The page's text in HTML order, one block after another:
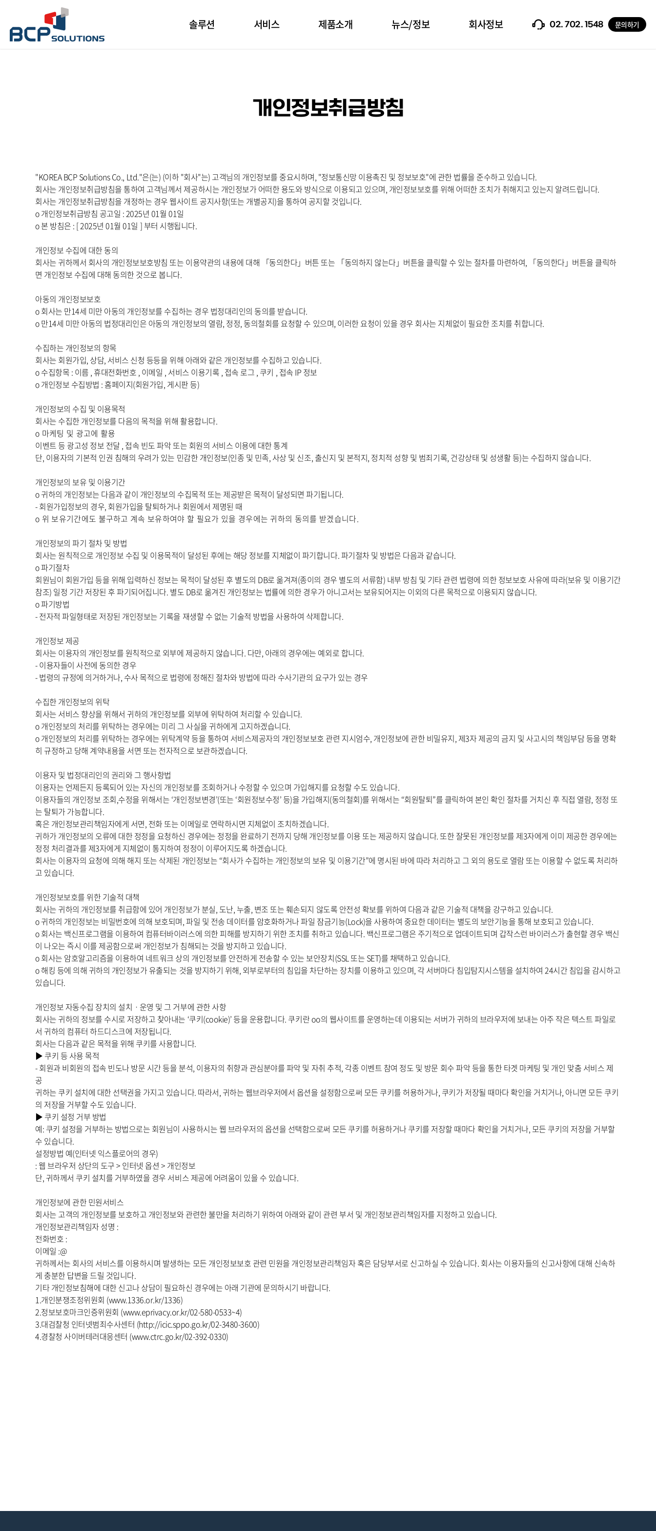
솔루션 서비스 제품소개 뉴스/정보 회사정보 02. 702. 1548 문의하기
개인정보취급방침
"KOREA BCP Solutions Co., Ltd."은(는) (이하 "회사"는) 고객님의 개인정보를 중요시하며, "정보통신망 이용촉진 및 정보보호"에 관한 법률을 준수하고 있습니다.
회사는 개인정보취급방침을 통하여 고객님께서 제공하시는 개인정보가 어떠한 용도와 방식으로 이용되고 있으며, 개인정보보호를 위해 어떠한 조치가 취해지고 있는지 알려드립니다.
회사는 개인정보취급방침을 개정하는 경우 웹사이트 공지사항(또는 개별공지)을 통하여 공지할 것입니다.
ο 개인정보취급방침 공고일 : 2025년 01월 01일
ο 본 방침은 : [ 2025년 01월 01일 ] 부터 시행됩니다.
개인정보 수집에 대한 동의
회사는 귀하께서 회사의 개인정보보호방침 또는 이용약관의 내용에 대해 「동의한다」버튼 또는 「동의하지 않는다」버튼을 클릭할 수 있는 절차를 마련하여, 「동의한다」버튼을 클릭하
면 개인정보 수집에 대해 동의한 것으로 봅니다.
아동의 개인정보보호
ο 회사는 만14세 미만 아동의 개인정보를 수집하는 경우 법정대리인의 동의를 받습니다.
ο 만14세 미만 아동의 법정대리인은 아동의 개인정보의 열람, 정정, 동의철회를 요청할 수 있으며, 이러한 요청이 있을 경우 회사는 지체없이 필요한 조치를 취합니다.
수집하는 개인정보의 항목
회사는 회원가입, 상담, 서비스 신청 등등을 위해 아래와 같은 개인정보를 수집하고 있습니다.
ο 수집항목 : 이름 , 휴대전화번호 , 이메일 , 서비스 이용기록 , 접속 로그 , 쿠키 , 접속 IP 정보
ο 개인정보 수집방법 : 홈페이지(회원가입, 게시판 등)
개인정보의 수집 및 이용목적
회사는 수집한 개인정보를 다음의 목적을 위해 활용합니다.
ο 마케팅 및 광고에 활용
이벤트 등 광고성 정보 전달 , 접속 빈도 파악 또는 회원의 서비스 이용에 대한 통계
단, 이용자의 기본적 인권 침해의 우려가 있는 민감한 개인정보(인종 및 민족, 사상 및 신조, 출신지 및 본적지, 정치적 성향 및 범죄기록, 건강상태 및 성생활 등)는 수집하지 않습니다.
개인정보의 보유 및 이용기간
ο 귀하의 개인정보는 다음과 같이 개인정보의 수집목적 또는 제공받은 목적이 달성되면 파기됩니다.
- 회원가입정보의 경우, 회원가입을 탈퇴하거나 회원에서 제명된 때
ο 위 보유기간에도 불구하고 계속 보유하여야 할 필요가 있을 경우에는 귀하의 동의를 받겠습니다.
개인정보의 파기 절차 및 방법
회사는 원칙적으로 개인정보 수집 및 이용목적이 달성된 후에는 해당 정보를 지체없이 파기합니다. 파기절차 및 방법은 다음과 같습니다.
ο 파기절차
회원님이 회원가입 등을 위해 입력하신 정보는 목적이 달성된 후 별도의 DB로 옮겨져(종이의 경우 별도의 서류함) 내부 방침 및 기타 관련 법령에 의한 정보보호 사유에 따라(보유 및 이용기간
참조) 일정 기간 저장된 후 파기되어집니다. 별도 DB로 옮겨진 개인정보는 법률에 의한 경우가 아니고서는 보유되어지는 이외의 다른 목적으로 이용되지 않습니다.
ο 파기방법
- 전자적 파일형태로 저장된 개인정보는 기록을 재생할 수 없는 기술적 방법을 사용하여 삭제합니다.
개인정보 제공
회사는 이용자의 개인정보를 원칙적으로 외부에 제공하지 않습니다. 다만, 아래의 경우에는 예외로 합니다.
- 이용자들이 사전에 동의한 경우
- 법령의 규정에 의거하거나, 수사 목적으로 법령에 정해진 절차와 방법에 따라 수사기관의 요구가 있는 경우
수집한 개인정보의 위탁
회사는 서비스 향상을 위해서 귀하의 개인정보를 외부에 위탁하여 처리할 수 있습니다.
ο 개인정보의 처리를 위탁하는 경우에는 미리 그 사실을 귀하에게 고지하겠습니다.
ο 개인정보의 처리를 위탁하는 경우에는 위탁계약 등을 통하여 서비스제공자의 개인정보보호 관련 지시엄수, 개인정보에 관한 비밀유지, 제3자 제공의 금지 및 사고시의 책임부담 등을 명확
히 규정하고 당해 계약내용을 서면 또는 전자적으로 보관하겠습니다.
이용자 및 법정대리인의 권리와 그 행사항법
이용자는 언제든지 등록되어 있는 자신의 개인정보를 조회하거나 수정할 수 있으며 가입해지를 요청할 수도 있습니다.
이용자들의 개인정보 조회,수정을 위해서는 ‘개인정보변경’(또는 ‘회원정보수정’ 등)을 가입해지(동의철회)를 위해서는 “회원탈퇴”를 클릭하여 본인 확인 절차를 거치신 후 직접 열람, 정정 또
는 탈퇴가 가능합니다.
혹은 개인정보관리책임자에게 서면, 전화 또는 이메일로 연락하시면 지체없이 조치하겠습니다.
귀하가 개인정보의 오류에 대한 정정을 요청하신 경우에는 정정을 완료하기 전까지 당해 개인정보를 이용 또는 제공하지 않습니다. 또한 잘못된 개인정보를 제3자에게 이미 제공한 경우에는
정정 처리결과를 제3자에게 지체없이 통지하여 정정이 이루어지도록 하겠습니다.
회사는 이용자의 요청에 의해 해지 또는 삭제된 개인정보는 “회사가 수집하는 개인정보의 보유 및 이용기간”에 명시된 바에 따라 처리하고 그 외의 용도로 열람 또는 이용할 수 없도록 처리하
고 있습니다.
개인정보보호를 위한 기술적 대책
회사는 귀하의 개인정보를 취급함에 있어 개인정보가 분실, 도난, 누출, 변조 또는 훼손되지 않도록 안전성 확보를 위하여 다음과 같은 기술적 대책을 강구하고 있습니다.
ο 귀하의 개인정보는 비밀번호에 의해 보호되며, 파일 및 전송 데이터를 암호화하거나 파일 잠금기능(Lock)을 사용하여 중요한 데이터는 별도의 보안기능을 통해 보호되고 있습니다.
ο 회사는 백신프로그램을 이용하여 컴퓨터바이러스에 의한 피해를 방지하기 위한 조치를 취하고 있습니다. 백신프로그램은 주기적으로 업데이트되며 갑작스런 바이러스가 출현할 경우 백신
이 나오는 즉시 이를 제공함으로써 개인정보가 침해되는 것을 방지하고 있습니다.
ο 회사는 암호알고리즘을 이용하여 네트워크 상의 개인정보를 안전하게 전송할 수 있는 보안장치(SSL 또는 SET)를 채택하고 있습니다.
ο 해킹 등에 의해 귀하의 개인정보가 유출되는 것을 방지하기 위해, 외부로부터의 침입을 차단하는 장치를 이용하고 있으며, 각 서버마다 침입탐지시스템을 설치하여 24시간 침입을 감시하고
있습니다.
개인정보 자동수집 장치의 설치ㆍ운영 및 그 거부에 관한 사항
회사는 귀하의 정보를 수시로 저장하고 찾아내는 ‘쿠키(cookie)’ 등을 운용합니다. 쿠키란 oo의 웹사이트를 운영하는데 이용되는 서버가 귀하의 브라우저에 보내는 아주 작은 텍스트 파일로
서 귀하의 컴퓨터 하드디스크에 저장됩니다.
회사는 다음과 같은 목적을 위해 쿠키를 사용합니다.
▶ 쿠키 등 사용 목적
- 회원과 비회원의 접속 빈도나 방문 시간 등을 분석, 이용자의 취향과 관심분야를 파악 및 자취 추적, 각종 이벤트 참여 정도 및 방문 회수 파악 등을 통한 타겟 마케팅 및 개인 맞춤 서비스 제
공
귀하는 쿠키 설치에 대한 선택권을 가지고 있습니다. 따라서, 귀하는 웹브라우저에서 옵션을 설정함으로써 모든 쿠키를 허용하거나, 쿠키가 저장될 때마다 확인을 거치거나, 아니면 모든 쿠키
의 저장을 거부할 수도 있습니다.
▶ 쿠키 설정 거부 방법
예: 쿠키 설정을 거부하는 방법으로는 회원님이 사용하시는 웹 브라우저의 옵션을 선택함으로써 모든 쿠키를 허용하거나 쿠키를 저장할 때마다 확인을 거치거나, 모든 쿠키의 저장을 거부할
수 있습니다.
설정방법 예(인터넷 익스플로어의 경우)
: 웹 브라우저 상단의 도구 > 인터넷 옵션 > 개인정보
단, 귀하께서 쿠키 설치를 거부하였을 경우 서비스 제공에 어려움이 있을 수 있습니다.
개인정보에 관한 민원서비스
회사는 고객의 개인정보를 보호하고 개인정보와 관련한 불만을 처리하기 위하여 아래와 같이 관련 부서 및 개인정보관리책임자를 지정하고 있습니다.
개인정보관리책임자 성명 :
전화번호 :
이메일 :@
귀하께서는 회사의 서비스를 이용하시며 발생하는 모든 개인정보보호 관련 민원을 개인정보관리책임자 혹은 담당부서로 신고하실 수 있습니다. 회사는 이용자들의 신고사항에 대해 신속하
게 충분한 답변을 드릴 것입니다.
기타 개인정보침해에 대한 신고나 상담이 필요하신 경우에는 아래 기관에 문의하시기 바랍니다.
1.개인분쟁조정위원회 (www.1336.or.kr/1336)
2.정보보호마크인증위원회 (www.eprivacy.or.kr/02-580-0533~4)
3.대검찰청 인터넷범죄수사센터 (http://icic.sppo.go.kr/02-3480-3600)
4.경찰청 사이버테러대응센터 (www.ctrc.go.kr/02-392-0330)